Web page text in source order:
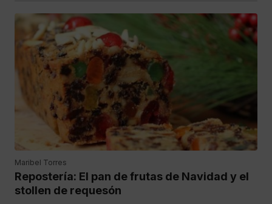
Maribel Torres
Repostería: El pan de frutas de Navidad y el
stollen de requesón